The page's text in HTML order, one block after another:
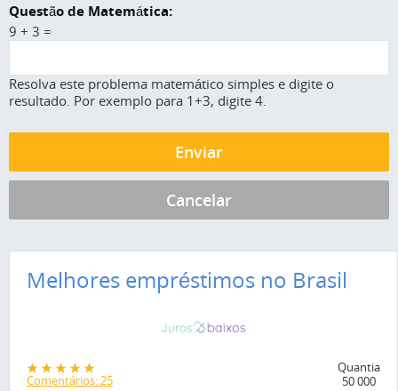
Questão de Matemática:
9 + 3 =
Resolva este problema matemático simples e digite o
resultado. Por exemplo para 1+3, digite 4.
Melhores empréstimos no Brasil
Comentários: 25
Quantia
50 000